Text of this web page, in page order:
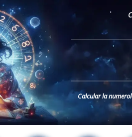
Calcular la